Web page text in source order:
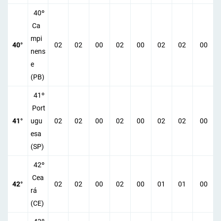
40°
40º
Ca
mpi
nens
e
(PB)
02 02 00 02 00 02 02 00
41°
41º
Port
ugu
esa
(SP)
02 02 00 02 00 02 02 00
42°
42º
Cea
rá
(CE)
02 02 00 02 00 01 01 00